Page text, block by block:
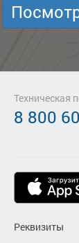
Реквизиты
Техническая
8 800